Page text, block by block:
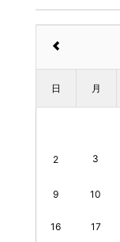
日 月
2 3
9 10
16 17